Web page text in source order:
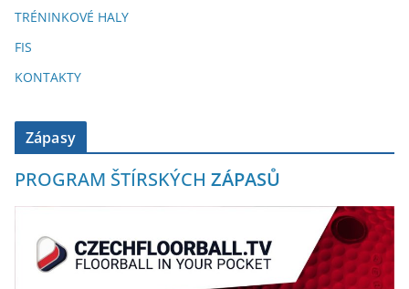
TRÉNINKOVÉ HALY
FIS
KONTAKTY
Zápasy
PROGRAM ŠTÍRSKÝCH ZÁPASŮ